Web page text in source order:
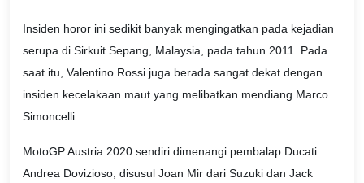
Insiden horor ini sedikit banyak mengingatkan pada kejadian
serupa di Sirkuit Sepang, Malaysia, pada tahun 2011. Pada
saat itu, Valentino Rossi juga berada sangat dekat dengan
insiden kecelakaan maut yang melibatkan mendiang Marco
Simoncelli.
MotoGP Austria 2020 sendiri dimenangi pembalap Ducati
Andrea Dovizioso, disusul Joan Mir dari Suzuki dan Jack